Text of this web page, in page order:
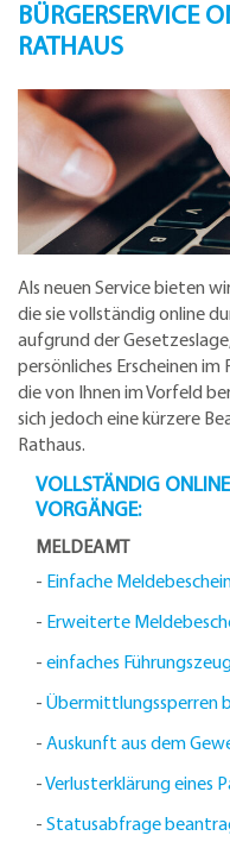
BÜRGERSERVICE
RATHAUS
Als neuen Service bieten
die sie vollständig online
aufgrund der
persönliches Erscheinen
die von Ihnen im Vorfeld
sich jedoch eine kürzere
Rathaus.
VOLLSTÄNDIG
VORGÄNGE:
MELDEAMT
- Einfache
- Erweiterte
- einfaches
- Übermittlungssperren
- Auskunft aus dem
-Verlusterklärung eines
- Statusabfrage